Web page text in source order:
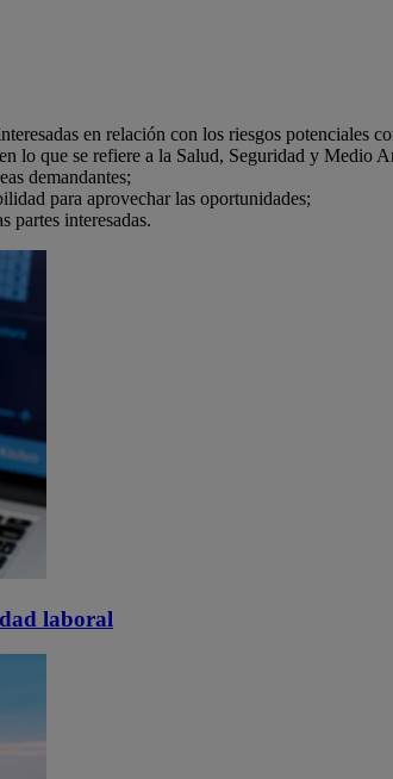
en relación con los riesgos potenciales
lo que se refiere a la Salud, Seguridad y Medio
demandantes;
para aprovechar las oportunidades;
partes interesadas.
laboral